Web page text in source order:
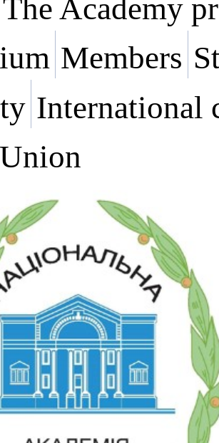
The Academy
Members
International